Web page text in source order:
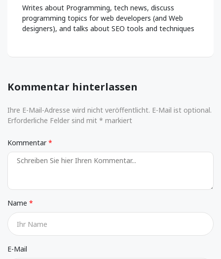
Writes about Programming, tech news, discuss
programming topics for web developers (and Web
designers), and talks about SEO tools and techniques
Kommentar hinterlassen
Ihre E-Mail-Adresse wird nicht veröffentlicht. E-Mail ist optional.
Erforderliche Felder sind mit * markiert
Kommentar
Name
E-Mail